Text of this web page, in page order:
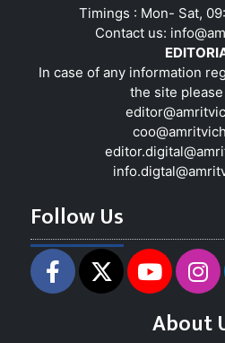
Timings : Mon- Sat,
Contact us:
In case of any information
the site
Follow Us
About